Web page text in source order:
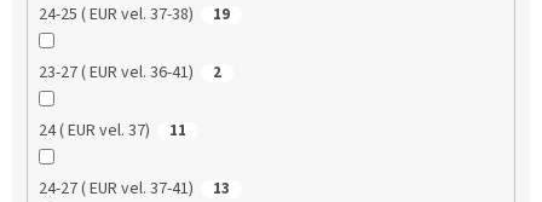
24-25 ( EUR vel. 37-38) 19
23-27 ( EUR vel. 36-41) 2
24 ( EUR vel. 37) 11
24-27 ( EUR vel. 37-41) 13